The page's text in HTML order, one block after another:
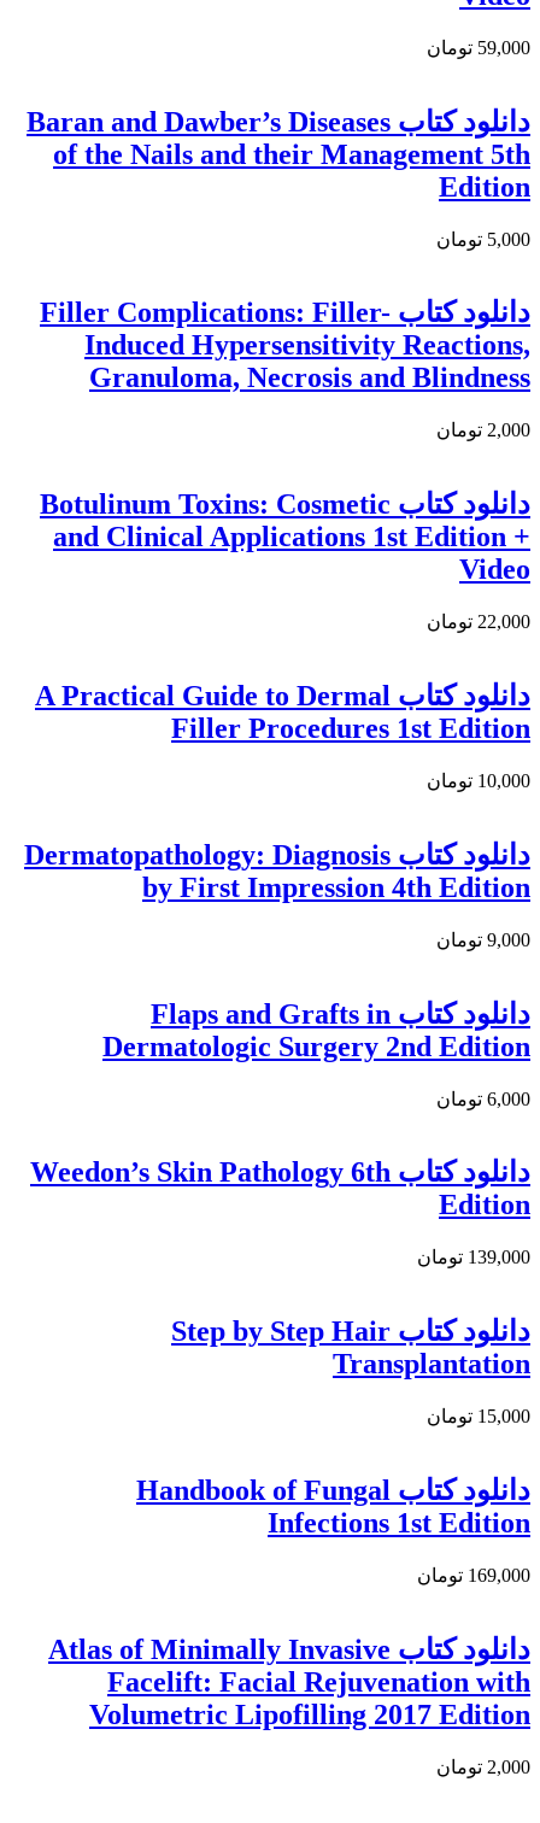
59,000 تومان
دانلود کتاب Baran and Dawber’s Diseases
of the Nails and their Management 5th
Edition
5,000 تومان
دانلود کتاب Filler Complications: Filler-
Induced Hypersensitivity Reactions,
Granuloma, Necrosis and Blindness
2,000 تومان
دانلود کتاب Botulinum Toxins: Cosmetic
and Clinical Applications 1st Edition +
Video
22,000 تومان
دانلود کتاب A Practical Guide to Dermal
Filler Procedures 1st Edition
10,000 تومان
دانلود کتاب Dermatopathology: Diagnosis
by First Impression 4th Edition
9,000 تومان
دانلود کتاب Flaps and Grafts in
Dermatologic Surgery 2nd Edition
6,000 تومان
دانلود كتاب Weedon’s Skin Pathology 6th
Edition
139,000 تومان
دانلود کتاب Step by Step Hair
Transplantation
15,000 تومان
دانلود کتاب Handbook of Fungal
Infections 1st Edition
169,000 تومان
دانلود کتاب Atlas of Minimally Invasive
Facelift: Facial Rejuvenation with
Volumetric Lipofilling 2017 Edition
2,000 تومان